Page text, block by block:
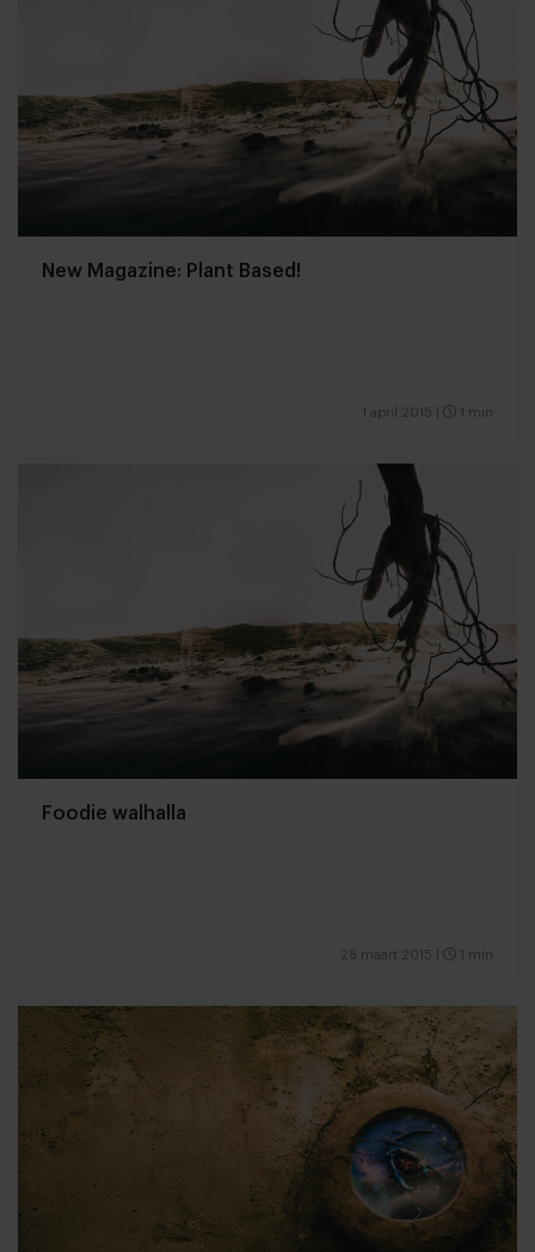
New Magazine: Plant Based!
1 april 2015 1 min
Foodie walhalla
28 maart 2015 1 min